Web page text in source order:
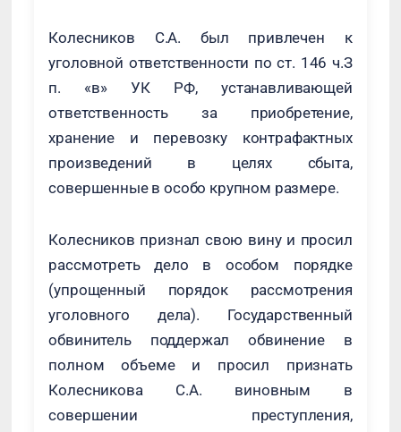
Колесников С.А. был привлечен к
уголовной ответственности по ст. 146 ч.З
п. «в» УК РФ, устанавливающей
ответственность за приобретение,
хранение и перевозку контрафактных
произведений в целях сбыта,
совершенные в особо крупном размере.
Колесников признал свою вину и просил
рассмотреть дело в особом порядке
(упрощенный порядок рассмотрения
уголовного дела). Государственный
обвинитель поддержал обвинение в
полном объеме и просил признать
Колесникова С.А. виновным в
совершении преступления,